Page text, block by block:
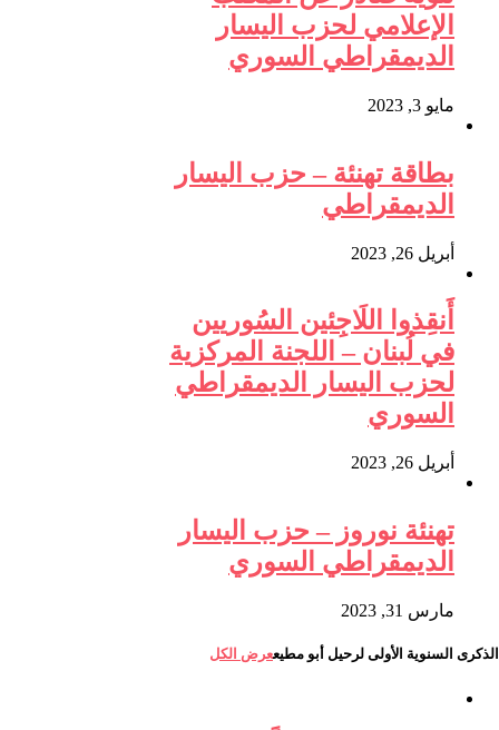
الإعلامي لحزب اليسار
الديمقراطي السوري
مايو 3, 2023
بطاقة تهنئة – حزب اليسار
الديمقراطي
أبريل 26, 2023
أَنقِذوا اللَاجِئين السُوريين
في لُبنان – اللجنة المركزية
لحزب اليسار الديمقراطي
السوري
أبريل 26, 2023
تهنئة نوروز – حزب اليسار
الديمقراطي السوري
مارس 31, 2023
الذكرى السنوية الأولى لرحيل أبو مطيععرض الكل